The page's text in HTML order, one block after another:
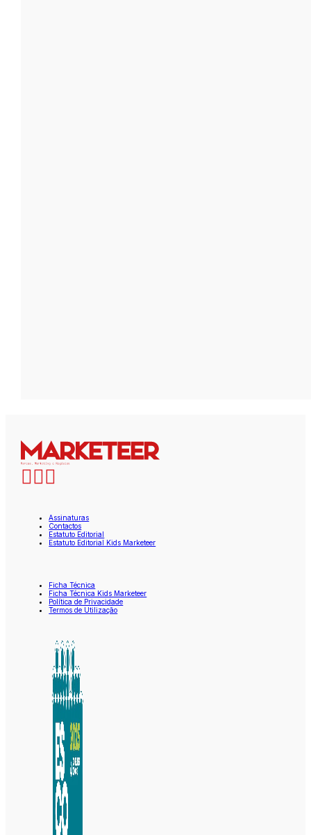
Assinaturas
Contactos
Estatuto Editorial
Estatuto Editorial Kids Marketeer
Ficha Técnica
Ficha Técnica Kids Marketeer
Política de Privacidade
Termos de Utilização